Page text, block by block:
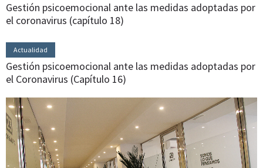
Gestión psicoemocional ante las medidas adoptadas por
el coronavirus (capítulo 18)
Actualidad
Gestión psicoemocional ante las medidas adoptadas por
el Coronavirus (Capítulo 16)